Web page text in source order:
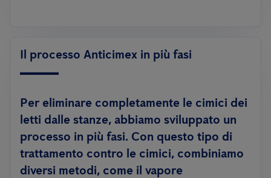
Il processo Anticimex in più fasi
Per eliminare completamente le cimici dei
letti dalle stanze, abbiamo sviluppato un
processo in più fasi. Con questo tipo di
trattamento contro le cimici, combiniamo
diversi metodi, come il vapore